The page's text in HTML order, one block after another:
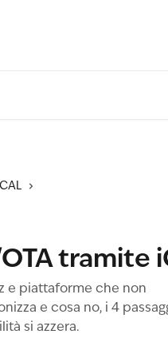
tramite
e piattaforme che non
e cosa no, i 4
si azzera.